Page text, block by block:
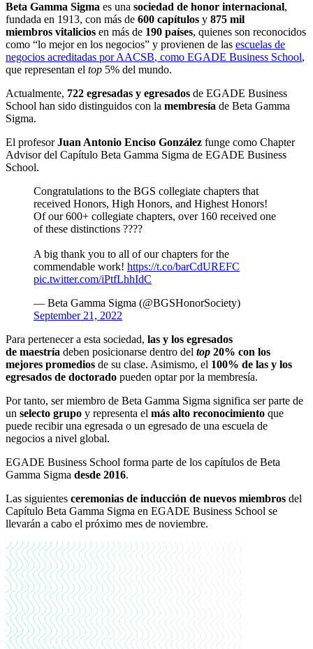
Beta Gamma Sigma es una sociedad de honor internacional,
fundada en 1913, con más de 600 capítulos y 875 mil
miembros vitalicios en más de 190 países, quienes son reconocidos
como “lo mejor en los negocios” y provienen de las escuelas de
negocios acreditadas por AACSB, como EGADE Business School,
que representan el top 5% del mundo.
Actualmente, 722 egresadas y egresados de EGADE Business
School han sido distinguidos con la membresía de Beta Gamma
Sigma.
El profesorJuan Antonio Enciso González funge como Chapter
Advisor del Capítulo Beta Gamma Sigma de EGADE Business
School.
Congratulations to the BGS collegiate chapters that
received Honors, High Honors, and Highest Honors!
Of our 600+ collegiate chapters, over 160 received one
of these distinctions ????
A big thank you to all of our chapters for the
commendable work! https://t.co/barCdUREFC
pic.twitter.com/iPtfLhhIdC
— Beta Gamma Sigma (@BGSHonorSociety)
September 21, 2022
Para pertenecer a esta sociedad, las y los egresados
de maestría deben posicionarse dentro del top 20% con los
mejores promedios de su clase. Asimismo, el 100% de las y los
egresados de doctorado pueden optar por la membresía.
Por tanto, ser miembro de Beta Gamma Sigma significa ser parte de
un selecto grupo y representa el más alto reconocimiento que
puede recibir una egresada o un egresado de una escuela de
negocios a nivel global.
EGADE Business School forma parte de los capítulos de Beta
Gamma Sigma desde 2016.
Las siguientes ceremonias de inducción de nuevos miembros del
Capítulo Beta Gamma Sigma en EGADE Business School se
llevarán a cabo el próximo mes de noviembre.